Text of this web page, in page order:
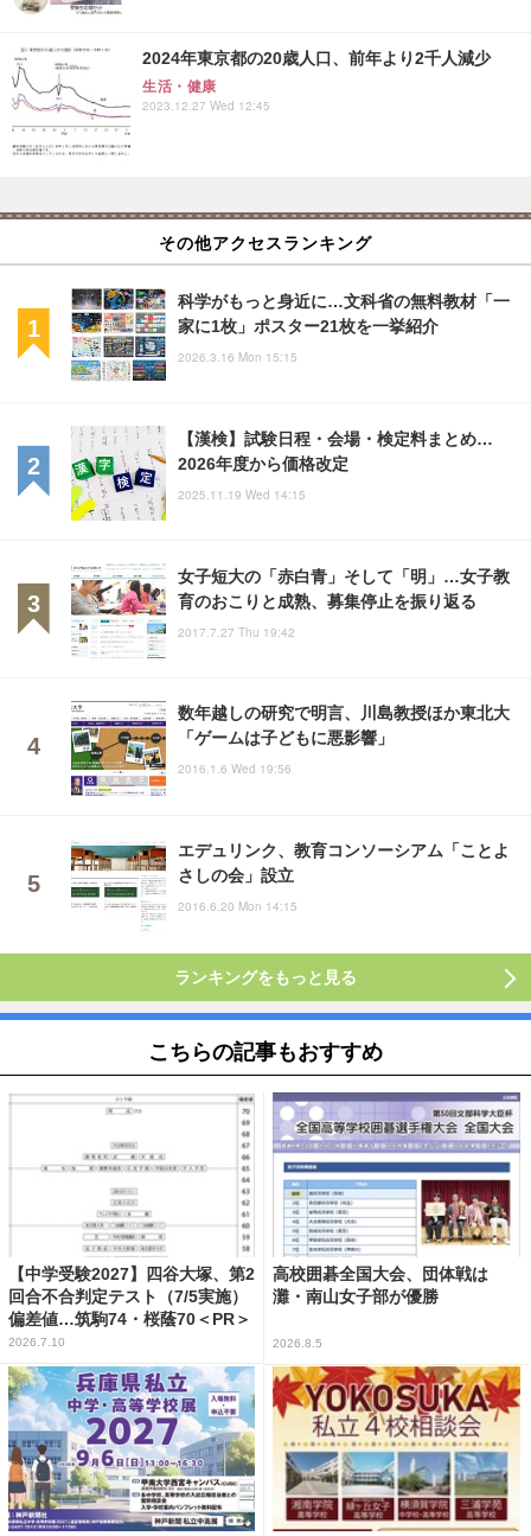
2024年東京都の20歳人口、前年より2千人減少
生活・健康
2023.12.27 Wed 12:45
その他アクセスランキング
科学がもっと身近に…文科省の無料教材「一
家に1枚」ポスター21枚を一挙紹介
2026.3.16 Mon 15:15
【漢検】試験日程・会場・検定料まとめ…
2026年度から価格改定
2025.11.19 Wed 14:15
女子短大の「赤白青」そして「明」…女子教
育のおこりと成熟、募集停止を振り返る
2017.7.27 Thu 19:42
数年越しの研究で明言、川島教授ほか東北大
「ゲームは子どもに悪影響」
2016.1.6 Wed 19:56
エデュリンク、教育コンソーシアム「ことよ
さしの会」設立
2016.6.20 Mon 14:15
ランキングをもっと見る
こちらの記事もおすすめ
【中学受験2027】四谷大塚、第2
回合不合判定テスト（7/5実施）
偏差値…筑駒74・桜蔭70＜PR＞
2026.7.10
高校囲碁全国大会、団体戦は
灘・南山女子部が優勝
2026.8.5